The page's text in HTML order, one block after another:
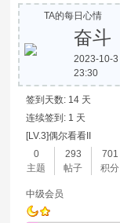
TA的每日心情
奋斗
2023-10-3
23:30
签到天数: 14 天
连续签到: 1 天
[LV.3]偶尔看看II
0
主题
293
帖子
701
积分
中级会员